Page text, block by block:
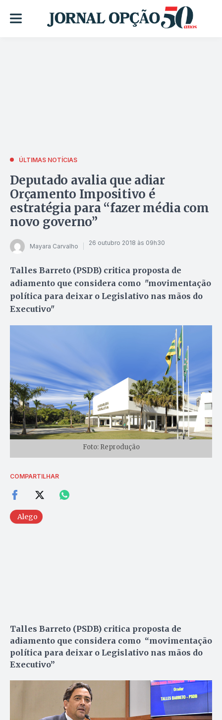
ÚLTIMAS NOTÍCIAS
Deputado avalia que adiar
Orçamento Impositivo é
estratégia para “fazer média com
novo governo”
Mayara Carvalho 26 outubro 2018 às 09h30
Talles Barreto (PSDB) critica proposta de
adiamento que considera como "movimentação
política para deixar o Legislativo nas mãos do
Executivo"
Foto: Reprodução
COMPARTILHAR
Alego
Talles Barreto (PSDB) critica proposta de
adiamento que considera como “movimentação
política para deixar o Legislativo nas mãos do
Executivo”